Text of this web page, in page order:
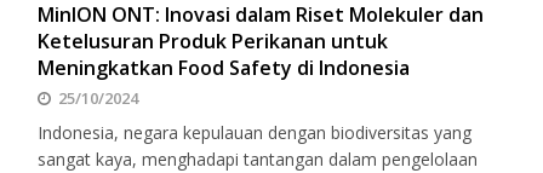
MinION ONT: Inovasi dalam Riset Molekuler dan
Ketelusuran Produk Perikanan untuk
Meningkatkan Food Safety di Indonesia
25/10/2024
Indonesia, negara kepulauan dengan biodiversitas yang
sangat kaya, menghadapi tantangan dalam pengelolaan